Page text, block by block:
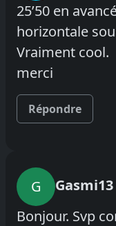
25’50 en
horizontale
Vraiment cool.
merci
Répondre
G
Gasmi13
Bonjour. Svp